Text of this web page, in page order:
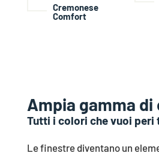
Cremonese
Comfort
Ampia gamma di
Tutti i colori che vuoi peri
Le finestre diventano un